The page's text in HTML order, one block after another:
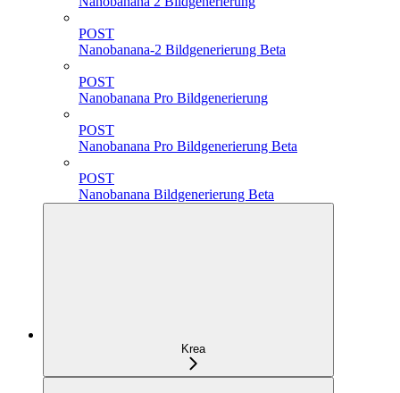
POST
Nanobanana-2 Bildgenerierung Beta
POST
Nanobanana Pro Bildgenerierung
POST
Nanobanana Pro Bildgenerierung Beta
POST
Nanobanana Bildgenerierung Beta
Krea